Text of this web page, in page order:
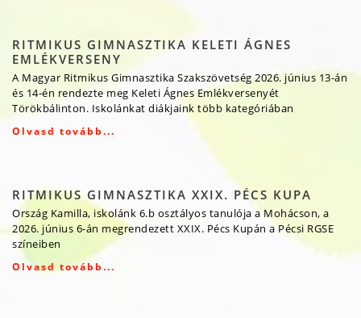
RITMIKUS GIMNASZTIKA KELETI ÁGNES
EMLÉKVERSENY
A Magyar Ritmikus Gimnasztika Szakszövetség 2026. június 13-án
és 14-én rendezte meg Keleti Ágnes Emlékversenyét
Törökbálinton. Iskolánkat diákjaink több kategóriában
Olvasd tovább...
RITMIKUS GIMNASZTIKA XXIX. PÉCS KUPA
Ország Kamilla, iskolánk 6.b osztályos tanulója a Mohácson, a
2026. június 6-án megrendezett XXIX. Pécs Kupán a Pécsi RGSE
színeiben
Olvasd tovább...